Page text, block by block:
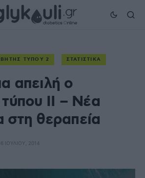
ΤΎΠΟΥ 2 ΣΤΑΤΙΣΤΙΚΆ
απειλή ο
ΙΙ – Νέα
στη θεραπεία
ΙΟΥΛΊΟΥ, 2014